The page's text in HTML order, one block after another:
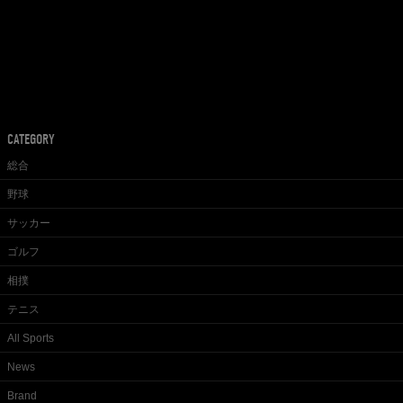
CATEGORY
総合
野球
サッカー
ゴルフ
相撲
テニス
All Sports
News
Brand